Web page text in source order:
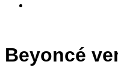
Beyoncé